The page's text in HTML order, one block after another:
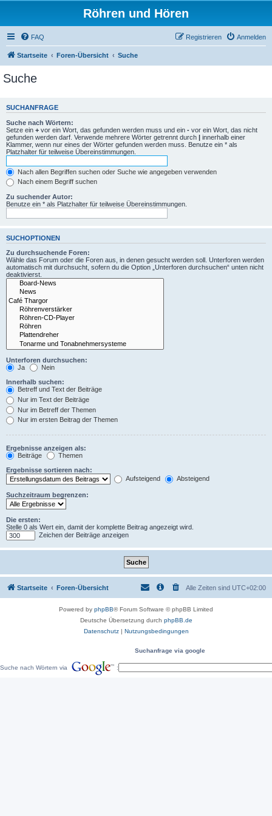
Röhren und Hören
FAQ Anmelden
Registrieren
Startseite Foren-Übersicht Suche
Suche
SUCHANFRAGE
Suche nach Wörtern:
Setze ein + vor ein Wort, das gefunden werden muss und ein - vor ein Wort, das nicht
gefunden werden darf. Verwende mehrere Wörter getrennt durch | innerhalb einer
Klammer, wenn nur eines der Wörter gefunden werden muss. Benutze ein * als
Platzhalter für teilweise Übereinstimmungen.
Nach allen Begriffen suchen oder Suche wie angegeben verwenden
Nach einem Begriff suchen
Zu suchender Autor:
Benutze ein * als Platzhalter für teilweise Übereinstimmungen.
SUCHOPTIONEN
Zu durchsuchende Foren:
Wähle das Forum oder die Foren aus, in denen gesucht werden soll. Unterforen werden
automatisch mit durchsucht, sofern du die Option „Unterforen durchsuchen“ unten nicht
deaktivierst.
Unterforen durchsuchen:
Ja
Nein
Innerhalb suchen:
Betreff und Text der Beiträge
Nur im Text der Beiträge
Nur im Betreff der Themen
Nur im ersten Beitrag der Themen
Ergebnisse anzeigen als:
Beiträge
Themen
Ergebnisse sortieren nach:
Aufsteigend
Absteigend
Suchzeitraum begrenzen:
Die ersten:
Stelle 0 als Wert ein, damit der komplette Beitrag angezeigt wird.
Zeichen der Beiträge anzeigen
Startseite Foren-Übersicht Alle Zeiten sind UTC+02:00
Powered by phpBB® Forum Software © phpBB Limited
Deutsche Übersetzung durch phpBB.de
Datenschutz| Nutzungsbedingungen
Suchanfrage via google
Suche nach Wörtern via :